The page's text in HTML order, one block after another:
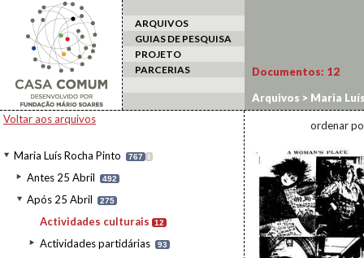
ARQUIVOS
GUIAS DE PESQUISA
PROJETO
PARCERIAS
Voltar aos arquivos
Maria Luís Rocha Pinto 767 I
Antes 25 Abril 492
Após 25 Abril 275
Actividades culturais 12
Actividades partidárias 93
Documentos: 12
Arquivos > Maria
ordenar